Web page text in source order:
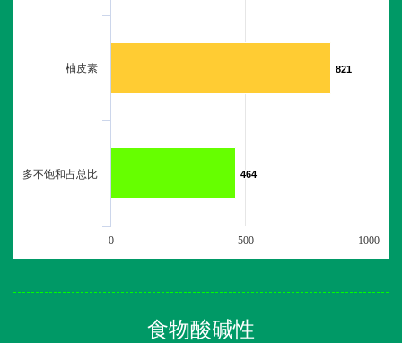
821
821
464
464
柚皮素
多不饱和占总比
0 500 1000
食物酸碱性